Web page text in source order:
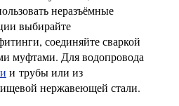
неразъёмные
выбирайте
соединяйте сваркой
муфтами. Для водопровода
и трубы или из
нержавеющей стали.